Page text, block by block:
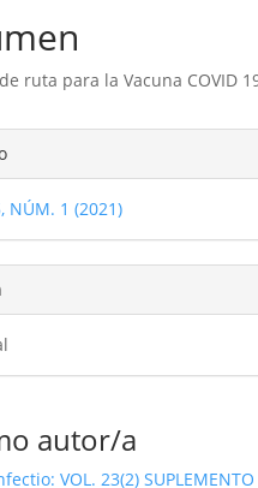
ruta para la Vacuna COVID
NÚM. 1 (2021)
autor/a
VOL. 23(2)